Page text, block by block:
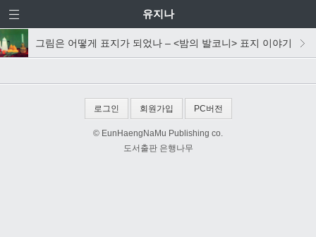
유지나
그림은 어떻게 표지가 되었나 – <밤의 발코니> 표지 이야기
로그인 회원가입 PC버전
© EunHaengNaMu Publishing co.
도서출판 은행나무